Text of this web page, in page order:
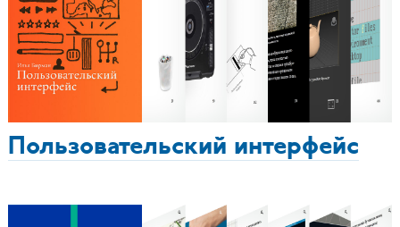
Пользовательский интерфейс